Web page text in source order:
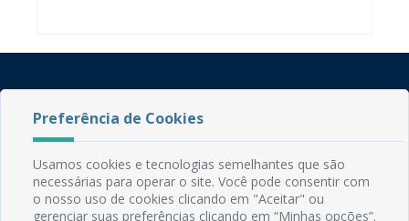
Rua do Imperador, 78, Centro
CEP: 58.280-000 - Mamanguape/PB
Preferência de Cookies
Usamos cookies e tecnologias semelhantes que são
necessárias para operar o site. Você pode consentir com
o nosso uso de cookies clicando em "Aceitar" ou
gerenciar suas preferências clicando em “Minhas opções”.